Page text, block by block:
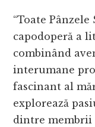
“Toate Pânzele
capodoperă a
combinând
interumane
fascinant al
explorează
dintre membrii